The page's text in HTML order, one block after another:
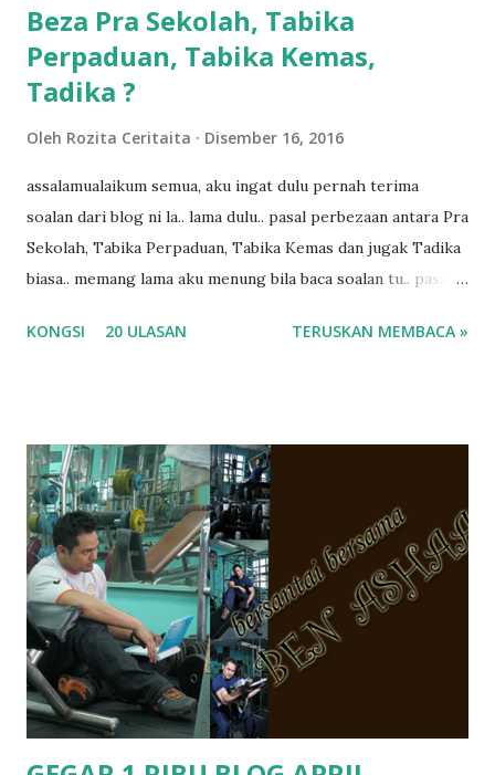
Beza Pra Sekolah, Tabika
Perpaduan, Tabika Kemas,
Tadika ?
Oleh Rozita Ceritaita Disember 16, 2016
assalamualaikum semua, aku ingat dulu pernah terima
soalan dari blog ni la.. lama dulu.. pasal perbezaan antara Pra
Sekolah, Tabika Perpaduan, Tabika Kemas dan jugak Tadika
biasa.. memang lama aku menung bila baca soalan tu.. pasal
ko.. masa tu aku baru je ada anak sorang dan aku hentam je
tanya sapa-sapa pun masa tu.. bila fikir-fikirkan balik terasa
jugak masa alahai teruknya kami sebagai ibubapa.. dan kami
terasa jugak semakin teruk bila abg long dah masuk 2 tahun
kat salah satu tadika swasta ni.. tapi nampaknya kenal huruf
pun tak tau.. pengsan aku bila ingat balik.. aku mula fikir
mungkin sebab abg long sendiri jenis budak yang ada
masalah dyslexia.. tapi minor la.. nanti la aku cerita pasal
dyslexia tu.. lepas tu kami buat keputusan pu...
KONGSI 20 ULASAN TERUSKAN MEMBACA »